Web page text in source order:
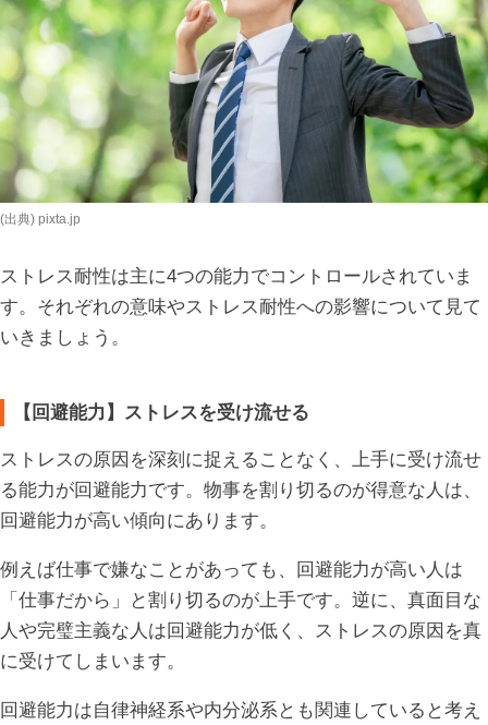
(出典) pixta.jp
ストレス耐性は主に4つの能力でコントロールされていま
す。それぞれの意味やストレス耐性への影響について見て
いきましょう。
【回避能力】ストレスを受け流せる
ストレスの原因を深刻に捉えることなく、上手に受け流せ
る能力が回避能力です。物事を割り切るのが得意な人は、
回避能力が高い傾向にあります。
例えば仕事で嫌なことがあっても、回避能力が高い人は
「仕事だから」と割り切るのが上手です。逆に、真面目な
人や完璧主義な人は回避能力が低く、ストレスの原因を真
に受けてしまいます。
回避能力は自律神経系や内分泌系とも関連していると考え